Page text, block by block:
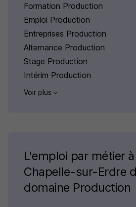
Formation Production
Emploi Production
Entreprises Production
Alternance Production
Stage Production
Intérim Production
Voir plus
L'emploi par métier à
Chapelle-sur-Erdre
domaine Production